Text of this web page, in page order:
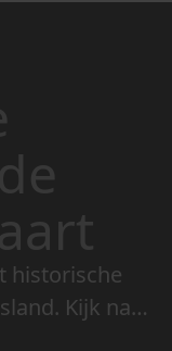
historische
Kijk naar